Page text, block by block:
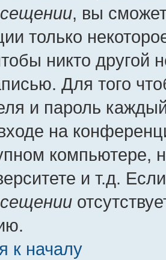
, вы
только
никто другой
Для того
и пароль
на
компьютере,
и т.д.
к началу